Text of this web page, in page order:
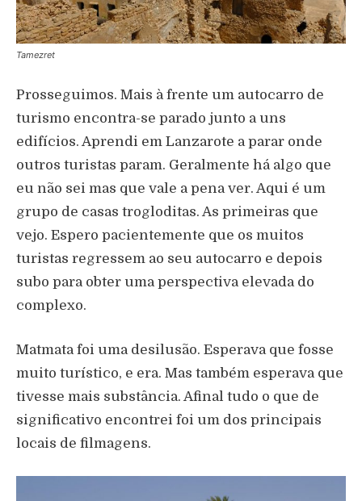
Tamezret
Prosseguimos. Mais à frente um autocarro de
turismo encontra-se parado junto a uns
edifícios. Aprendi em Lanzarote a parar onde
outros turistas param. Geralmente há algo que
eu não sei mas que vale a pena ver. Aqui é um
grupo de casas trogloditas. As primeiras que
vejo. Espero pacientemente que os muitos
turistas regressem ao seu autocarro e depois
subo para obter uma perspectiva elevada do
complexo.
Matmata foi uma desilusão. Esperava que fosse
muito turístico, e era. Mas também esperava que
tivesse mais substância. Afinal tudo o que de
significativo encontrei foi um dos principais
locais de filmagens.